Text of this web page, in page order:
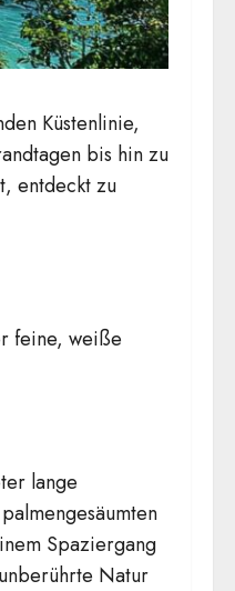
Küstenlinie,
bis hin zu
entdeckt zu
feine, weiße
lange
Spaziergang
Natur